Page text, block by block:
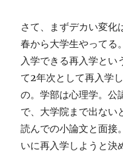
さて、まずデカい変化
春から大学生やってる
入学できる再入学とい
て2年次として再入学
の。学部は心理学。公
で、大学院まで出ない
読んでの小論文と面接
いに再入学しようと決